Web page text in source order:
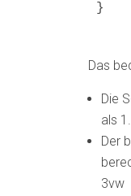
}
Das
Die
als
Der
3vw